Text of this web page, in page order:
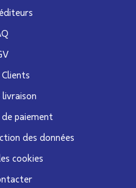
livraison
paiement
des données
cookies